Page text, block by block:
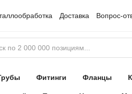
Доставка Вопрос-
Фитинги Фланцы